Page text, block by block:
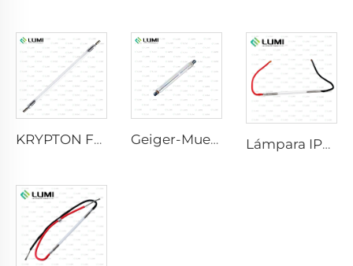
KRYPTON FLASH Geiger-Mueller M4011 Lámpara IPL P2021-7×65×130 mm